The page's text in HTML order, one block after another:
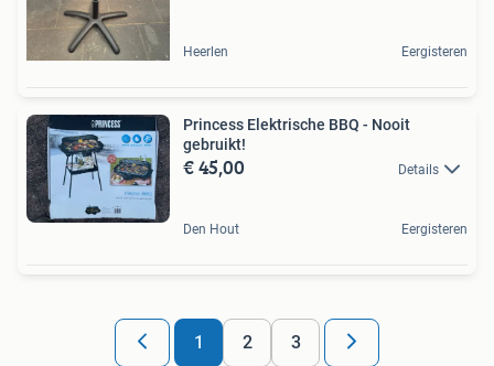
Heerlen Eergisteren
Princess Elektrische BBQ - Nooit
gebruikt!
€ 45,00 Details
Den Hout Eergisteren
1 2 3